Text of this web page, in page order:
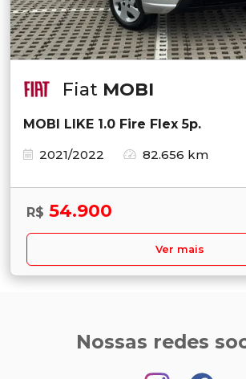
Fiat MOBI
MOBI LIKE 1.0 Fire Flex 5p.
2021/2022
82.656 km
R$ 54.900
Ver mais
Nossas redes